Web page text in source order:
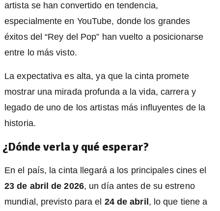
artista se han convertido en tendencia,
especialmente en YouTube, donde los grandes
éxitos del “Rey del Pop” han vuelto a posicionarse
entre lo más visto.
La expectativa es alta, ya que la cinta promete
mostrar una mirada profunda a la vida, carrera y
legado de uno de los artistas más influyentes de la
historia.
¿Dónde verla y qué esperar?
En el país, la cinta llegará a los principales cines el
23 de abril de 2026, un día antes de su estreno
mundial, previsto para el 24 de abril , lo que tiene a